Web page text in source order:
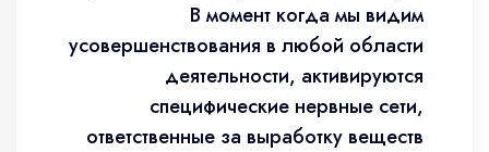
В момент когда мы видим
усовершенствования в любой области
деятельности, активируются
специфические нервные сети,
ответственные за выработку веществ